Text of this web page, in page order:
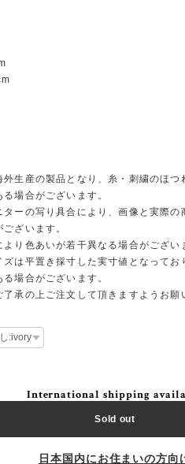
外生産の製品となり、糸・刺繍のほ
場合がございます。
ターの写り具合により、画像と実際の
ざいます。
り色あいが若干異なる場合がござい
ズは平置き採寸した実寸値となってお
場合がございます。
了承の上ご注文して頂きますようお願
International shipping
Sold out
日本国内にお住まいの方向